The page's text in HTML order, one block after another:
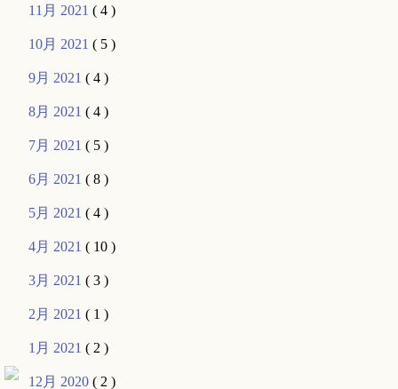
11月 2021( 4 )
10月 2021( 5 )
9月 2021( 4 )
8月 2021( 4 )
7月 2021( 5 )
6月 2021( 8 )
5月 2021( 4 )
4月 2021( 10 )
3月 2021( 3 )
2月 2021( 1 )
1月 2021( 2 )
12月 2020( 2 )